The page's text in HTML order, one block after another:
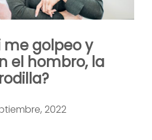
me golpeo y
el hombro, la
2022